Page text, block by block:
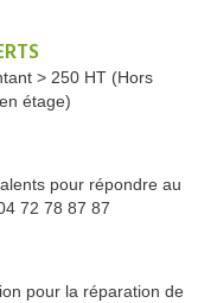
> 250 HT (Hors
étage)
pour répondre au
72 78 87 87
pour la réparation de